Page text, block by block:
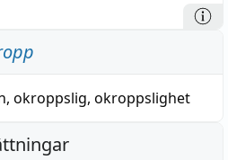
m.); av omstridd
jämte fornisländska o.
bål, ställt till forngrekiska
, okroppslig, okroppslighet